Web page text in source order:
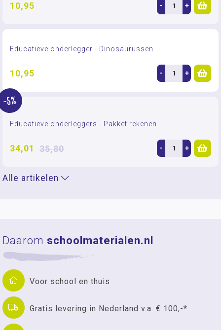
10,95 - +
Educatieve onderlegger - Dinosaurussen
10,95 - +
-5%
Educatieve onderleggers - Pakket rekenen
34,01 35,80 - +
Alle artikelen
Daarom schoolmaterialen.nl
Voor school en thuis
Gratis levering in Nederland v.a. € 100,-*